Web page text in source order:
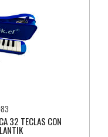
32 TECLAS CON
ATLANTIK